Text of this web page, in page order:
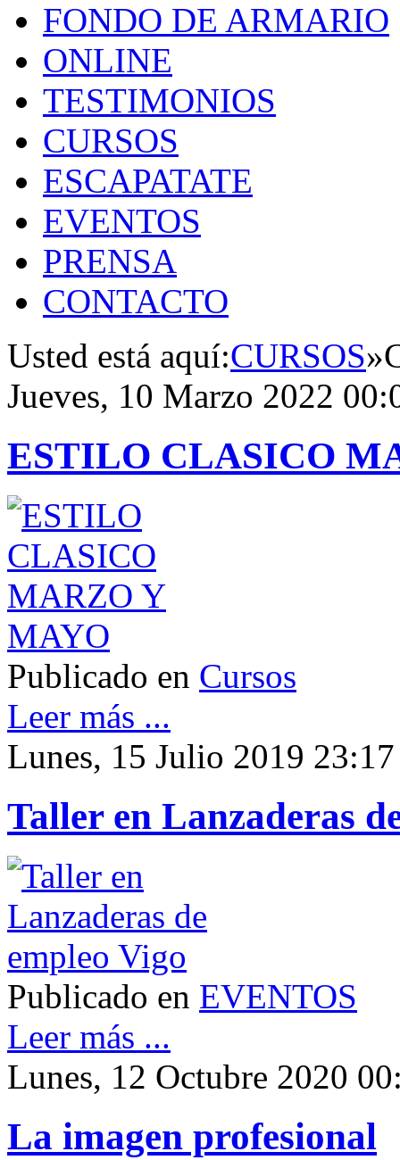
FONDO DE ARMARIO
ONLINE
TESTIMONIOS
CURSOS
ESCAPATATE
EVENTOS
PRENSA
CONTACTO
Usted está aquí:CURSOS»
Jueves, 10 Marzo 2022
ESTILO CLASICO
Publicado en Cursos
Leer más ...
Lunes, 15 Julio 2019 23:17
Taller en Lanzaderas
Publicado en EVENTOS
Leer más ...
Lunes, 12 Octubre 2020
La imagen profesional